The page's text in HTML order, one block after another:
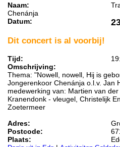
Naam:
Chenánja
Datum:
Dit concert is al voorbij!
Tijd:
Omschrijving:
Thema: "Nowell, nowell, Hij is
Jongerenkoor Chenánja o.l.v. Jan
medewerking van: Martien van
Kranendonk - vleugel, Christelijk
Zoetermeer
Adres:
Postcode:
Plaats: